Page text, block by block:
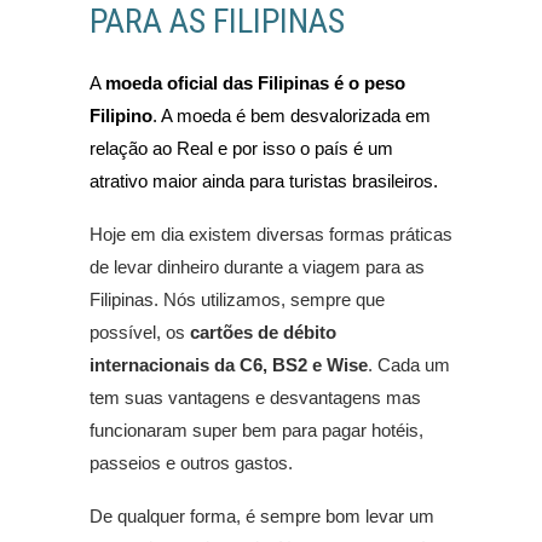
PARA AS FILIPINAS
A moeda oficial das Filipinas é o peso
Filipino. A moeda é bem desvalorizada em
relação ao Real e por isso o país é um
atrativo maior ainda para turistas brasileiros.
Hoje em dia existem diversas formas práticas
de levar dinheiro durante a viagem para as
Filipinas. Nós utilizamos, sempre que
possível, os cartões de débito
internacionais da C6, BS2 e Wise. Cada um
tem suas vantagens e desvantagens mas
funcionaram super bem para pagar hotéis,
passeios e outros gastos.
De qualquer forma, é sempre bom levar um